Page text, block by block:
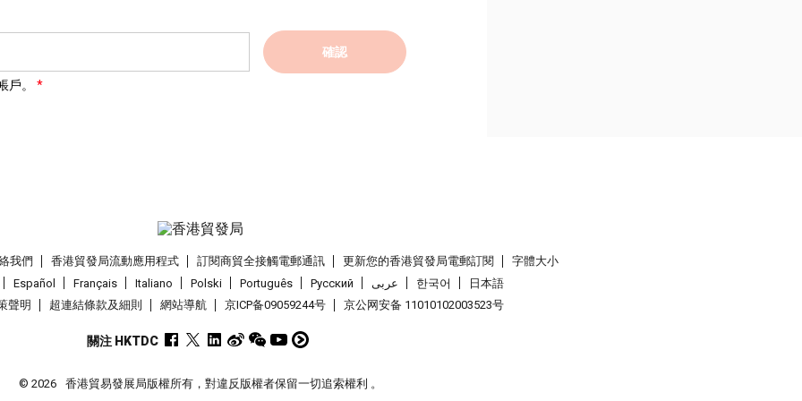
確認
。
我們 香港貿發局流動應用程式 訂閱商貿全接觸電郵通訊 更新您的香港貿發局電郵訂閱
字體大小
Español
Français Italiano Polski Português Pусский عربى 한국어
日本語
聲明
超連結條款及細則 網站導航 京ICP备09059244号 京公网安备 11010102003523号
關注 HKTDC
© 2026 香港貿易發展局版權所有，對違反版權者保留一切追索權利 。